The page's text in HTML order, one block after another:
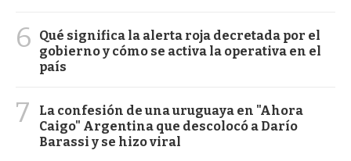
6
Qué significa la alerta roja decretada por el
gobierno y cómo se activa la operativa en el
país
7
La confesión de una uruguaya en "Ahora
Caigo" Argentina que descolocó a Darío
Barassi y se hizo viral